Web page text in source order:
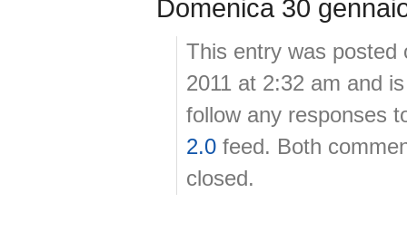
Domenica 30
This entry was posted
2011 at 2:32 am and
follow any responses
2.0 feed. Both
closed.